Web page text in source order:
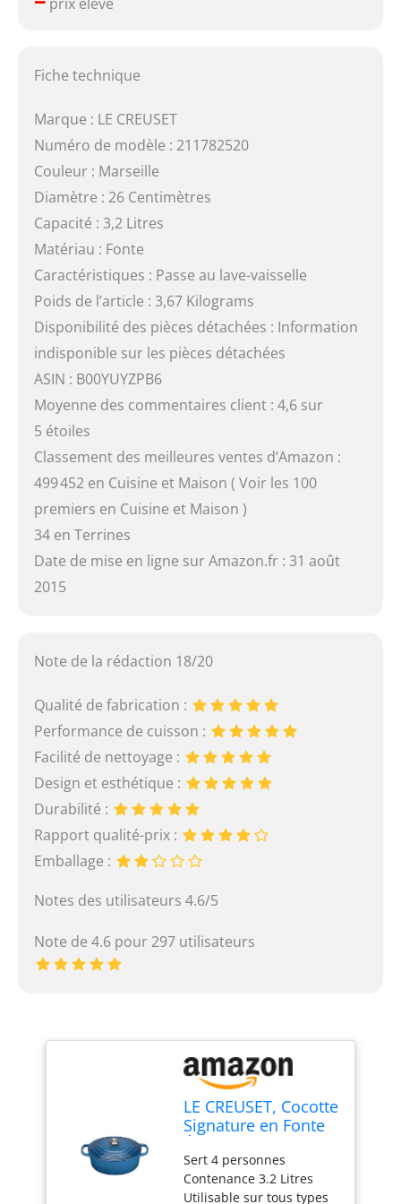
Fiche technique
Marque : LE CREUSET
Numéro de modèle : 211782520
Couleur : Marseille
Diamètre : 26 Centimètres
Capacité : 3,2 Litres
Matériau : Fonte
Caractéristiques : Passe au lave-vaisselle
Poids de l’article : 3,67 Kilograms
Disponibilité des pièces détachées : Information
indisponible sur les pièces détachées
ASIN : B00YUYZPB6
Moyenne des commentaires client : 4,6 sur
5 étoiles
Classement des meilleures ventes d’Amazon :
499 452 en Cuisine et Maison ( Voir les 100
premiers en Cuisine et Maison )
34 en Terrines
Date de mise en ligne sur Amazon.fr : 31 août
2015
Note de la rédaction 18/20
Qualité de fabrication :
Performance de cuisson :
Facilité de nettoyage :
Design et esthétique :
Durabilité :
Rapport qualité-prix :
Emballage :
Notes des utilisateurs 4.6/5
Note de 4.6 pour 297 utilisateurs
LE CREUSET, Cocotte
Signature en Fonte
Couvercle, Ø 25 cm,
Ovale, Compatible
Sert 4 personnes
Contenance 3.2 Litres
Utilisable sur tous types